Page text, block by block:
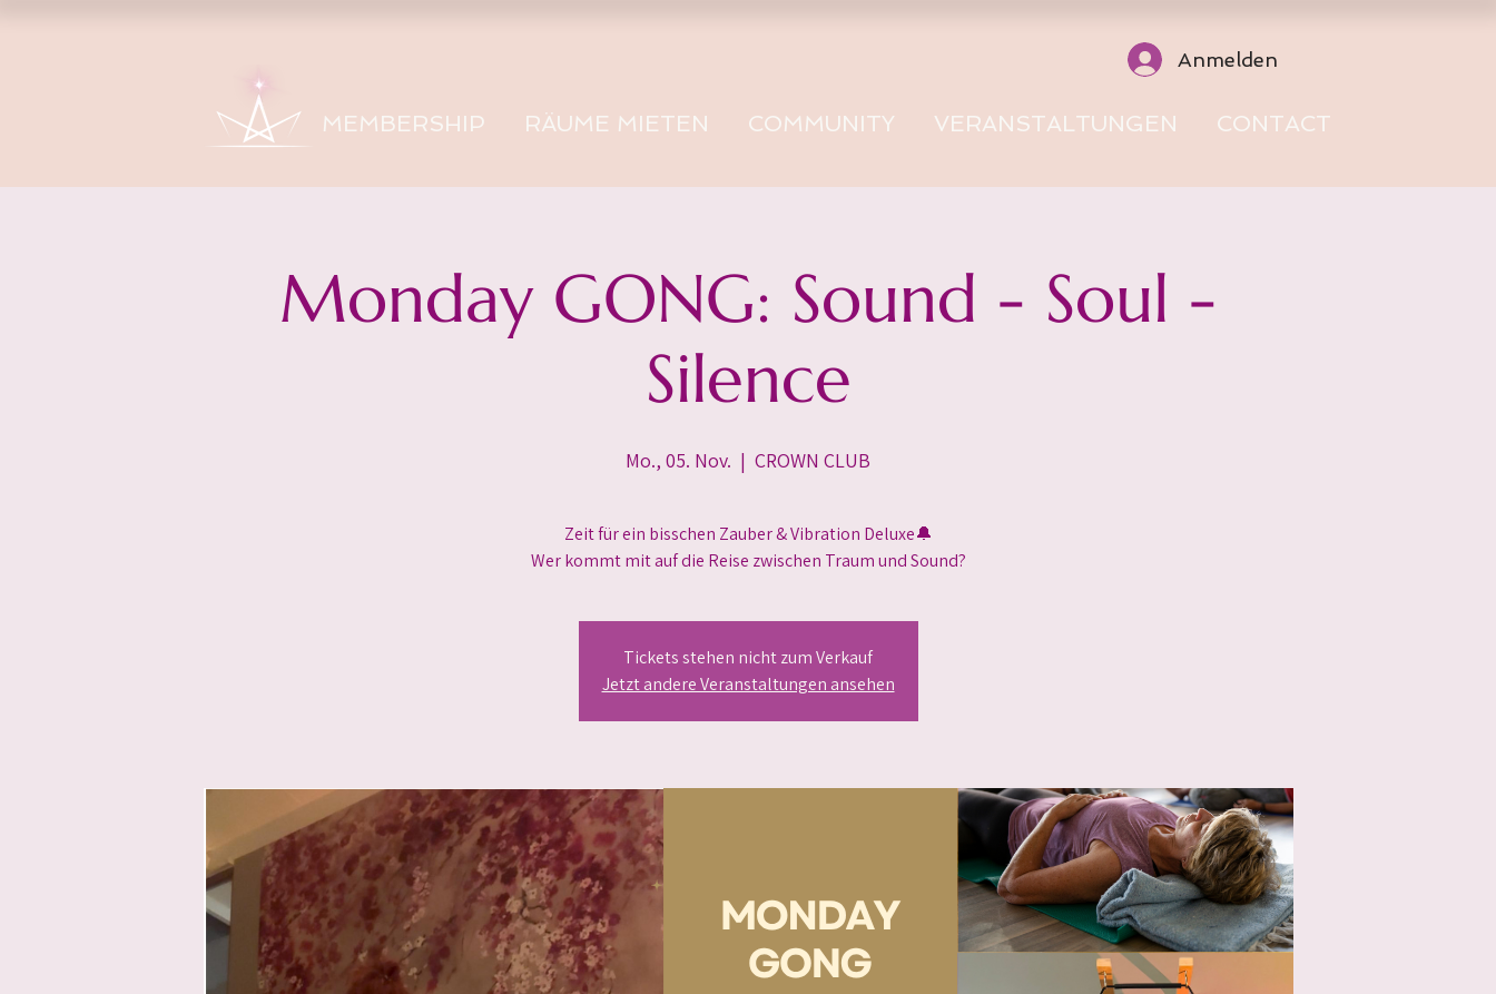
Anmelden
MEMBERSHIP RÄUME MIETEN COMMUNITY VERANSTALTUNGEN CONTACT
Monday GONG: Sound - Soul -
Silence
Mo., 05. Nov.
  |
CROWN CLUB
Zeit für ein bisschen Zauber & Vibration Deluxe🔔
Wer kommt mit auf die Reise zwischen Traum und Sound?
Tickets stehen nicht zum Verkauf
Jetzt andere Veranstaltungen ansehen